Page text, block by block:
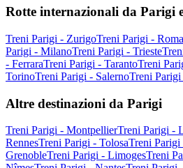
Rotte internazionali da Parigi
Treni Parigi - ZurigoTreni Parigi - Roma
Parigi - MilanoTreni Parigi - Trieste
- FerraraTreni Parigi - TarantoTreni
TorinoTreni Parigi - SalernoTreni
Altre destinazioni da Parigi
Treni Parigi - MontpellierTreni Parigi -
RennesTreni Parigi - TolosaTreni Parigi
GrenobleTreni Parigi - LimogesTreni